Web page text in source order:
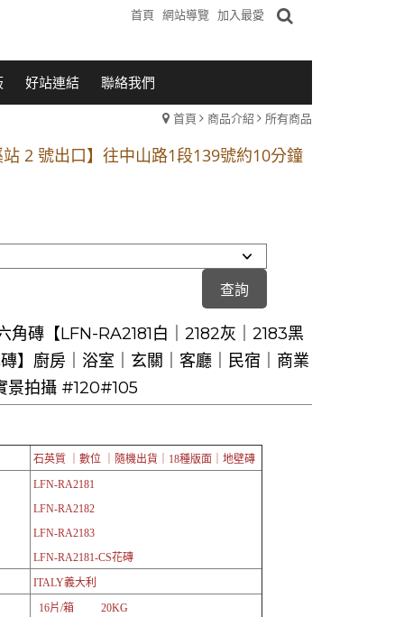
首頁 網站導覽 加入最愛
好站連結 聯絡我們
首頁 商品介紹 所有商品
段 到永平路路口(樂華夜市口)門口可停車
2 號出口】往中山路1段139號約10分鐘
2 號出口】往中山路1段139號約10分鐘
客戶加入 LINE官方帳號@a0975005573
角磚【LFN-RA2181白｜2182灰｜2183黑
】廚房｜浴室｜玄關｜客廳｜民宿｜商業
景拍攝 #120#105
石英質 ｜數位 ｜隨機出貨｜18種版面｜地壁磚
LFN-RA2181
LFN-RA2182
LFN-RA2183
LFN-RA2181-CS花磚
ITALY義大利
16片/箱 20KG